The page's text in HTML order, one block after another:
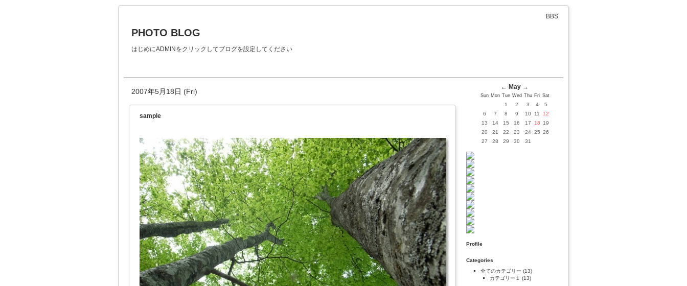
BBS
PHOTO BLOG
はじめにADMINをクリックしてブログを設定してください
2007年5月18日 (Fri)
sample
← May →
Sun Mon Tue Wed Thu Fri Sat
1 2 3 4
5
6
7 8 9 10 11
12
13
14 15 16 17 18
19
20
21 22 23 24 25 26
27
28 29 30 31
Profile
Categories
全てのカテゴリー (13)
カテゴリー１ (13)